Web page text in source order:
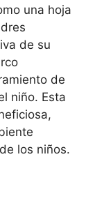
una hoja
de su
de
niño. Esta
los niños.